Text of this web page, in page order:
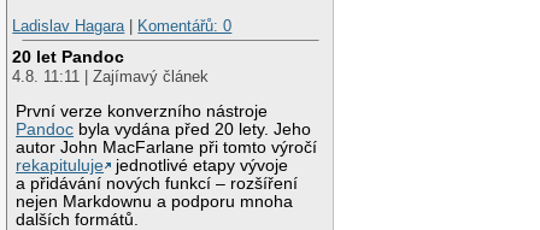
Ladislav Hagara | Komentářů: 0
20 let Pandoc
4.8. 11:11 | Zajímavý článek
První verze konverzního nástroje
Pandoc byla vydána před 20 lety. Jeho
autor John MacFarlane při tomto výročí
rekapituluje
jednotlivé etapy vývoje
a přidávání nových funkcí – rozšíření
nejen Markdownu a podporu mnoha
dalších formátů.